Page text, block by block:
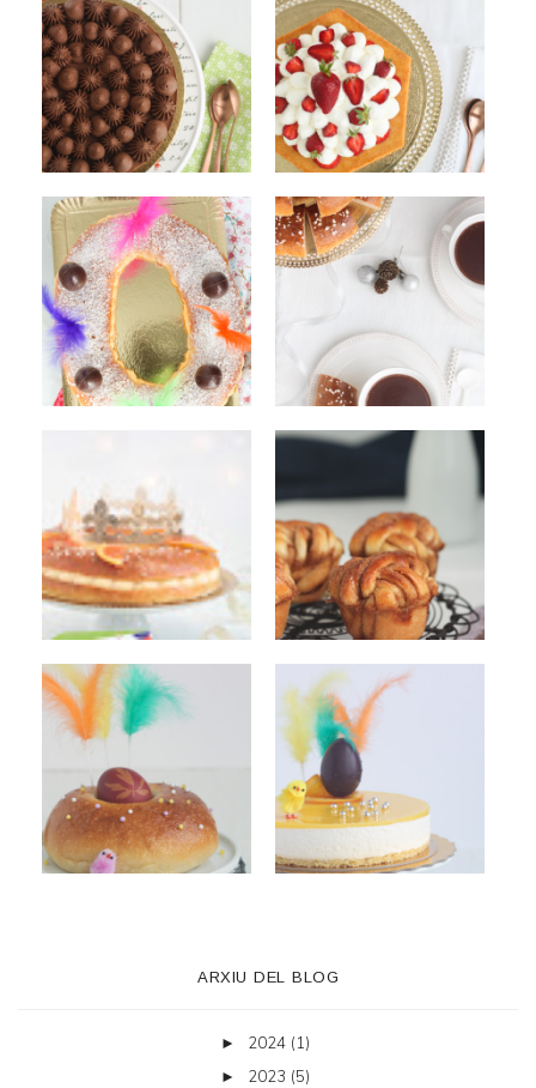
ARXIU DEL BLOG
► 2024 (1)
► 2023 (5)